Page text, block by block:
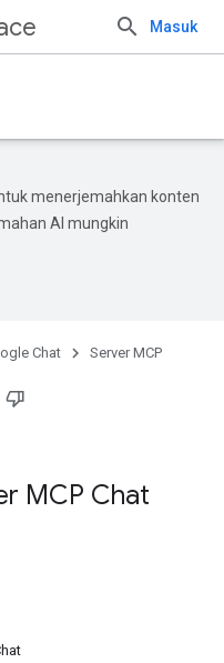
Masuk
menerjemahkan konten
AI mungkin
Chat Server MCP
MCP Chat